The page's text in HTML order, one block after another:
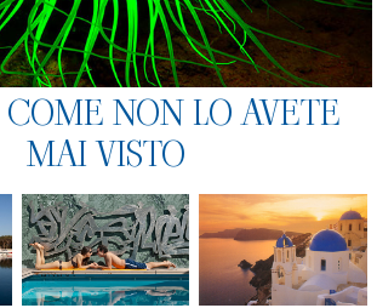
NON LO AVETE
MAI VISTO